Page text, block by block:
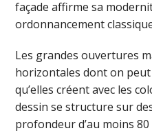
façade affirme sa
ordonnancement
Les grandes ouvertures
horizontales dont on
qu’elles créent avec les
dessin se structure sur
profondeur d’au moins